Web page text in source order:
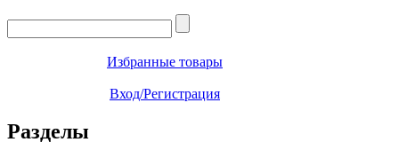
Избранные товары
Вход/Регистрация
Разделы